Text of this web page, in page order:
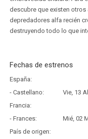
descubre que existen
depredadores alfa recién
destruyendo todo lo que
Fechas de estrenos
España:
- Castellano:
Vie, 13 Abr
Francia:
- Frances:
Mié, 02 May
País de origen: